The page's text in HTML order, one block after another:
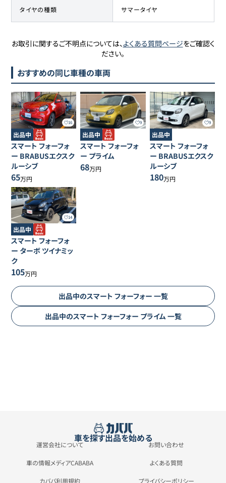
タイヤの種類 サマータイヤ
お取引に関するご不明点については、よくある質問ページをご確認く
ださい。
おすすめの同じ車種の車両
16
出品中
スマート フォーフォ
ー BRABUSエクスク
ルーシブ
65万円
9
出品中
スマート フォーフォ
ー プライム
68万円
9
出品中
スマート フォーフォ
ー BRABUSエクスク
ルーシブ
180万円
14
出品中
スマート フォーフォ
ー ターボ ツイナミッ
ク
105万円
出品中のスマート フォーフォー 一覧
出品中のスマート フォーフォー プライム一覧
車を探す出品を始める
運営会社について お問い合わせ
車の情報メディアCABABA よくある質問
カババ利用規約 プライバシーポリシー